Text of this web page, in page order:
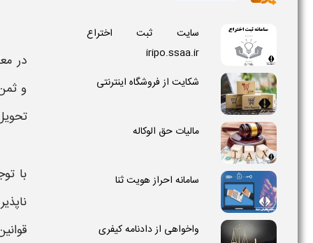
در
و
با
سایت ثبت اختراع
iripo.ssaa.ir
شکایت از فروشگاه اینترنتی
مالیات حق الوکاله
سامانه احراز هویت ثنا
واخواهی از دادنامه کیفری